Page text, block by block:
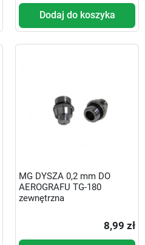
Dodaj do koszyka
MG DYSZA 0,2 mm DO
AEROGRAFU TG-180
zewnętrzna
8,99 zł